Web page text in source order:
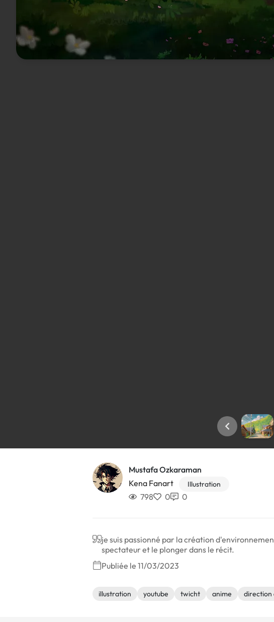
Mustafa Ozkaraman
Kena Fanart
Illustration
798 0 0
je suis passionné par la création
spectateur et le plonger dans le récit.
Publiée le 11/03/2023
illustration youtube twicht anime direction